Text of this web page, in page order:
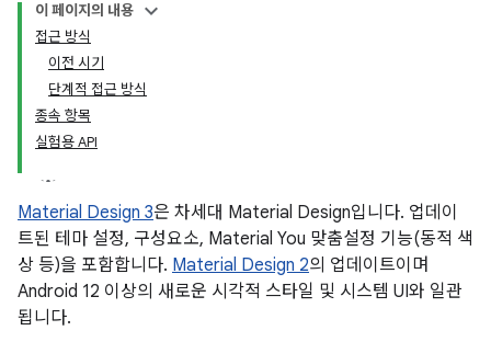
이 페이지의 내용
접근 방식
이전 시기
단계적 접근 방식
종속 항목
실험용 API
Material Design 3은 차세대 Material Design입니다. 업데이
트된 테마 설정, 구성요소, Material You 맞춤설정 기능(동적 색
상 등)을 포함합니다. Material Design 2의 업데이트이며
Android 12 이상의 새로운 시각적 스타일 및 시스템 UI와 일관
됩니다.